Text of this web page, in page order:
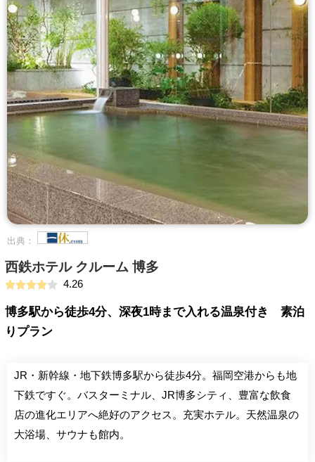
出典：
西鉄ホテル クルーム 博多
4.26
博多駅から徒歩4分、深夜1時まで入れる温泉付き 素泊
りプラン
JR・新幹線・地下鉄博多駅から徒歩4分。福岡空港からも地
下鉄ですぐ。バスターミナル、JR博多シティ、豊富な飲食
店の進化エリアへ絶好のアクセス。充実ホテル。天然温泉の
大浴場、サウナも館内。